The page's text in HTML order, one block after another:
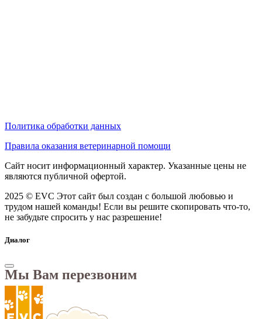
Политика обработки данных
Правила оказания ветеринарной помощи
Сайт носит информационный характер. Указанные цены не
являются публичной офертой.
2025 © EVC Этот сайт был создан с большой любовью и
трудом нашей команды! Если вы решите скопировать что-то,
не забудьте спросить у нас разрешение!
Диалог
Мы Вам перезвоним